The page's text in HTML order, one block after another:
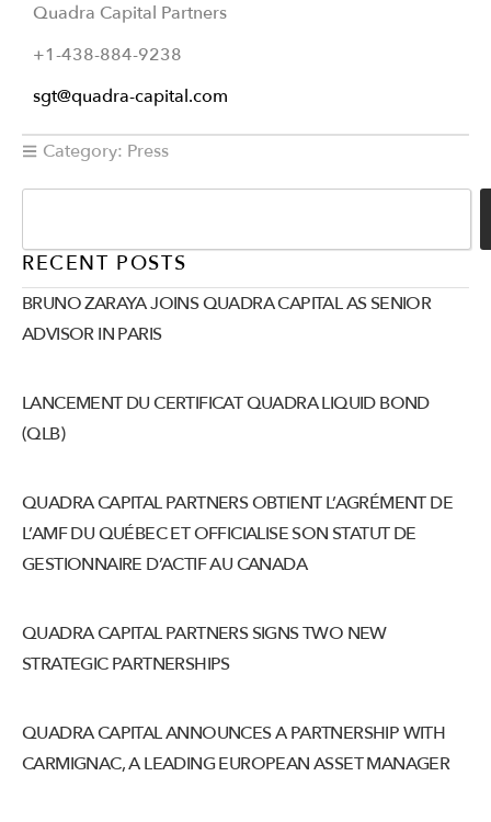
Quadra Capital Partners
+1-438-884-9238
sgt@quadra-capital.com
Category: Press
RECENT POSTS
BRUNO ZARAYA JOINS QUADRA CAPITAL AS SENIOR
ADVISOR IN PARIS
LANCEMENT DU CERTIFICAT QUADRA LIQUID BOND
(QLB)
QUADRA CAPITAL PARTNERS OBTIENT L’AGRÉMENT DE
L’AMF DU QUÉBEC ET OFFICIALISE SON STATUT DE
GESTIONNAIRE D’ACTIF AU CANADA
QUADRA CAPITAL PARTNERS SIGNS TWO NEW
STRATEGIC PARTNERSHIPS
QUADRA CAPITAL ANNOUNCES A PARTNERSHIP WITH
CARMIGNAC, A LEADING EUROPEAN ASSET MANAGER